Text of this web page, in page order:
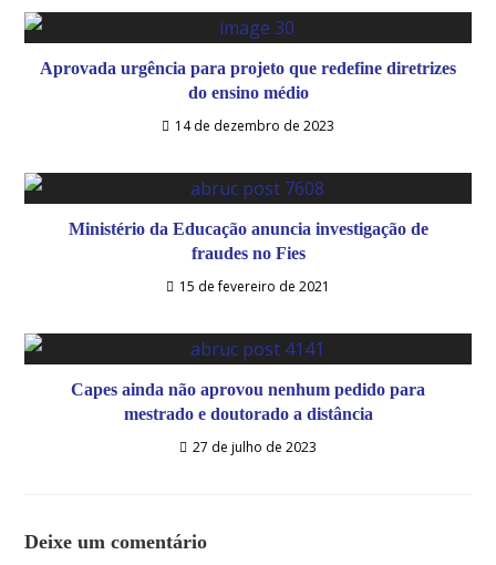
Aprovada urgência para projeto que redefine diretrizes
do ensino médio
14 de dezembro de 2023
Ministério da Educação anuncia investigação de
fraudes no Fies
15 de fevereiro de 2021
Capes ainda não aprovou nenhum pedido para
mestrado e doutorado a distância
27 de julho de 2023
Deixe um comentário